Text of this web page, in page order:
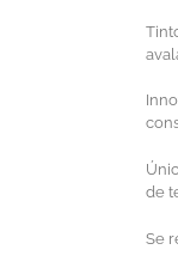
de
Se